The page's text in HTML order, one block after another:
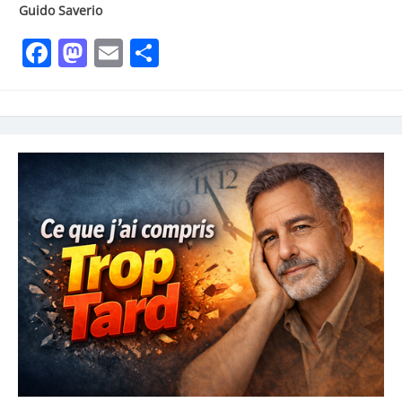
Guido Saverio
Facebook
Mastodon
Email